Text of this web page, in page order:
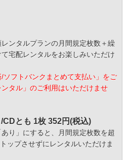
レンタルプランの月間規定枚数＋繰
宅配レンタルをお楽しみいただけ
フトバンクまとめて支払い」をご
タル」のご利用はいただけませ
とも 1枚 352円(税込)
あり」にすると、月間規定枚数を超
ップさせずにレンタルいただけま